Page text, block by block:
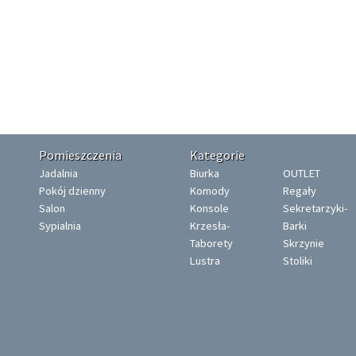
Pomieszczenia
Jadalnia
Pokój dzienny
Salon
Sypialnia
Kategorie
Biurka
Komody
Konsole
Krzesła-
Taborety
Lustra
OUTLET
Regały
Sekretarzyki-
Barki
Skrzynie
Stoliki